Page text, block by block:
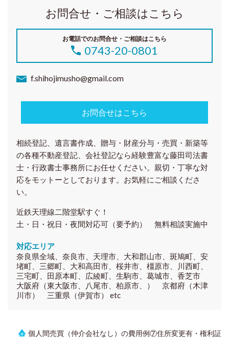
お問合せ・ご相談はこちら
お電話でのお問合せ・ご相談はこちら
0743-20-0801
f.shihojimusho@gmail.com
お問合せはこちら
相続登記、遺言書作成、贈与・財産分与・売買・新築等
の各種不動産登記、会社登記なら経験豊富な藤田司法書
士・行政書士事務所にお任せください。親切・丁寧な対
応をモットーとしております。お気軽にご相談くださ
い。
近鉄天理線二階堂駅すぐ！
土・日・祝日・夜間対応可（要予約） 無料相談実施中
対応エリア
奈良県全域、奈良市、天理市、大和郡山市、斑鳩町、安
堵町、三郷町、大和高田市、桜井市、橿原市、川西町、
三宅町、田原本町、広綾町、生駒市、葛城市、香芝市
大阪府（東大阪市、八尾市、柏原市、） 京都府（木津
川市） 三重県（伊賀市） etc
個人間売買（仲介会社なし）の費用例⑦住所変更有・権利証